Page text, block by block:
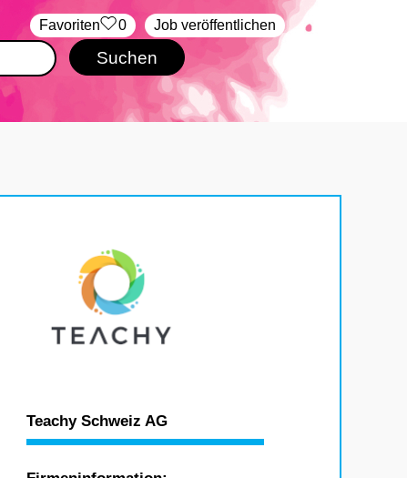
Job veröffentlichen
‏Favoriten 0
Teachy Schweiz AG